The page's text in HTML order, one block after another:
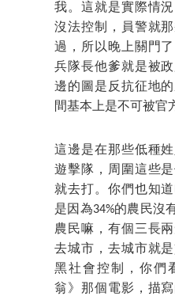
我。這就是實際情
沒法控制，員警就
過，所以晚上關門
兵隊長他爹就是被
邊的圖是反抗征地
間基本上是不可被官
這邊是在那些低種
遊擊隊，周圍這些
就去打。你們也知
是因為34%的農民沒
農民嘛，有個三長
去城市，去城市就
黑社會控制，你們
翁》那個電影，描